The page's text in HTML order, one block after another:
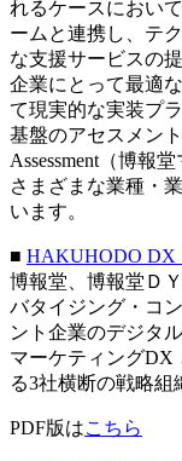
れるケースにおい
ームと連携し、テ
な支援サービスの
企業にとって最適
て現実的な実装プ
基盤のアセスメン
Assessment（博報
さまざまな業種・
います。
■ HAKUHODO
博報堂、博報堂Ｄ
バタイジング・コ
ント企業のデジタ
マーケティングDX
る3社横断の戦略組
PDF版はこちら